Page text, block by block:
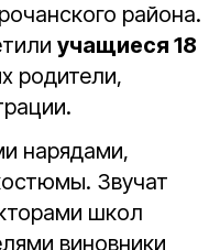
района.
учащиеся 18
родители,
нарядами,
Звучат
школ
виновники